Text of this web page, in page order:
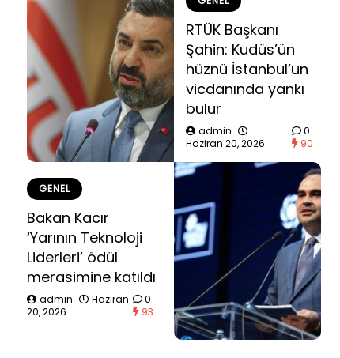
RTÜK Başkanı
Şahin: Kudüs’ün
hüznü İstanbul’un
vicdanında yankı
bulur
admin
Haziran 20, 2026
0
90
GENEL
Bakan Kacır
‘Yarının Teknoloji
Liderleri’ ödül
merasimine katıldı
admin
Haziran
20, 2026
0
93